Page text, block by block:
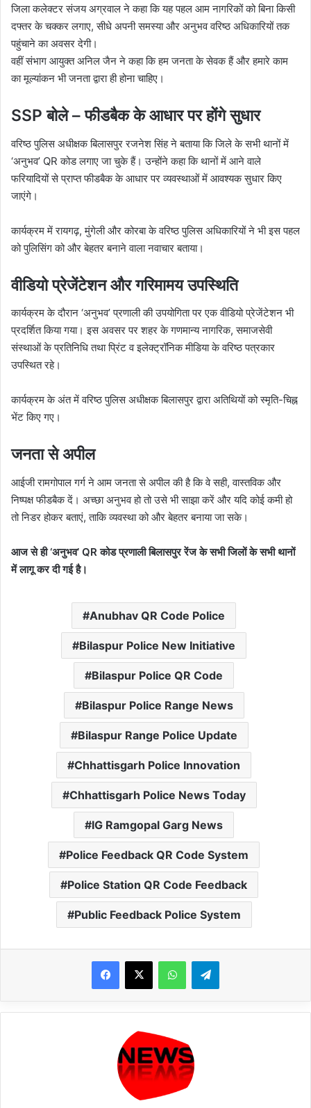
जिला कलेक्टर संजय अग्रवाल ने कहा कि यह पहल आम नागरिकों को बिना किसी
दफ्तर के चक्कर लगाए, सीधे अपनी समस्या और अनुभव वरिष्ठ अधिकारियों तक
पहुंचाने का अवसर देगी।
वहीं संभाग आयुक्त अनिल जैन ने कहा कि हम जनता के सेवक हैं और हमारे काम
का मूल्यांकन भी जनता द्वारा ही होना चाहिए।
SSP बोले – फीडबैक के आधार पर होंगे सुधार
वरिष्ठ पुलिस अधीक्षक बिलासपुर रजनेश सिंह ने बताया कि जिले के सभी थानों में
‘अनुभव’ QR कोड लगाए जा चुके हैं। उन्होंने कहा कि थानों में आने वाले
फरियादियों से प्राप्त फीडबैक के आधार पर व्यवस्थाओं में आवश्यक सुधार किए
जाएंगे।
कार्यक्रम में रायगढ़, मुंगेली और कोरबा के वरिष्ठ पुलिस अधिकारियों ने भी इस पहल
को पुलिसिंग को और बेहतर बनाने वाला नवाचार बताया।
वीडियो प्रेजेंटेशन और गरिमामय उपस्थिति
कार्यक्रम के दौरान ‘अनुभव’ प्रणाली की उपयोगिता पर एक वीडियो प्रेजेंटेशन भी
प्रदर्शित किया गया। इस अवसर पर शहर के गणमान्य नागरिक, समाजसेवी
संस्थाओं के प्रतिनिधि तथा प्रिंट व इलेक्ट्रॉनिक मीडिया के वरिष्ठ पत्रकार
उपस्थित रहे।
कार्यक्रम के अंत में वरिष्ठ पुलिस अधीक्षक बिलासपुर द्वारा अतिथियों को स्मृति-चिह्न
भेंट किए गए।
जनता से अपील
आईजी रामगोपाल गर्ग ने आम जनता से अपील की है कि वे सही, वास्तविक और
निष्पक्ष फीडबैक दें। अच्छा अनुभव हो तो उसे भी साझा करें और यदि कोई कमी हो
तो निडर होकर बताएं, ताकि व्यवस्था को और बेहतर बनाया जा सके।
आज से ही ‘अनुभव’ QR कोड प्रणाली बिलासपुर रेंज के सभी जिलों के सभी थानों
में लागू कर दी गई है।
Anubhav QR Code Police
Bilaspur Police New Initiative
Bilaspur Police QR Code
Bilaspur Police Range News
Bilaspur Range Police Update
Chhattisgarh Police Innovation
Chhattisgarh Police News Today
IG Ramgopal Garg News
Police Feedback QR Code System
Police Station QR Code Feedback
Public Feedback Police System
WhatsAppTelegram